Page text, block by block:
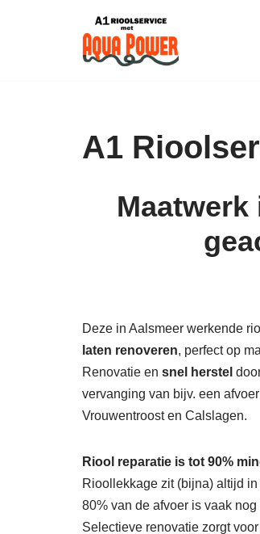
A1
Deze in Aalsmeer werkende
laten renoveren, perfect op
Renovatie en snel herstel
vervanging van bijv. een
Vrouwentroost en Calslagen.
Riool reparatie is tot 90%
Rioollekkage zit (bijna) altijd
80% van de afvoer is vaak
Selectieve renovatie zorgt